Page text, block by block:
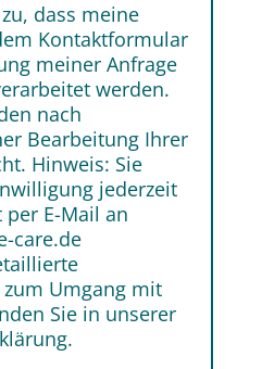
dass meine
Kontaktformular
meiner Anfrage
werden.
nach
Bearbeitung Ihrer
Hinweis: Sie
jederzeit
E-Mail an
care.de
Umgang mit
Sie in unserer